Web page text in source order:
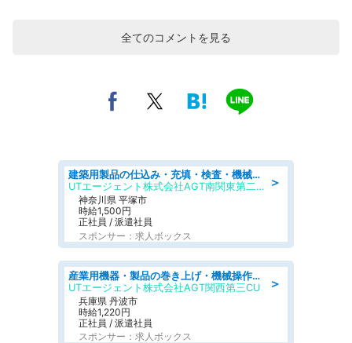
全てのコメントを見る
＞
建築用製品の仕込み・充填・検査・機械操作/寮完備/日払い/工場・製造
UTエージェント株式会社AGT南関東第二CU
神奈川県 平塚市
時給1,500円
正社員 / 派遣社員
スポンサー：求人ボックス
＞
産業用機器・製品の巻き上げ・機械操作・材料補充/寮完備/日勤/日払い/工場・製造
UTエージェント株式会社AGT関西第三CU
兵庫県 丹波市
時給1,220円
正社員 / 派遣社員
スポンサー：求人ボックス